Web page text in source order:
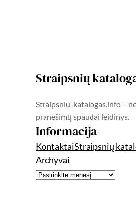
Straipsnių
Straipsniu-katalogas.info –
pranešimų spaudai leidinys.
Informacija
KontaktaiStraipsnių
Archyvai